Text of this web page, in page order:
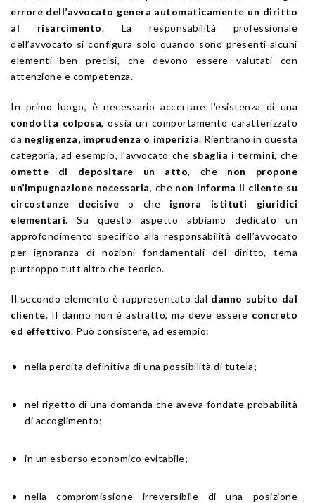
errore dell’avvocato genera automaticamente un diritto
al risarcimento. La responsabilità professionale
dell’avvocato si configura solo quando sono presenti alcuni
elementi ben precisi, che devono essere valutati con
attenzione e competenza.
In primo luogo, è necessario accertare l’esistenza di una
condotta colposa, ossia un comportamento caratterizzato
da negligenza, imprudenza o imperizia. Rientrano in questa
categoria, ad esempio, l’avvocato che sbaglia i termini, che
omette di depositare un atto, che non propone
un’impugnazione necessaria, che non informa il cliente su
circostanze decisive o che ignora istituti giuridici
elementari. Su questo aspetto abbiamo dedicato un
approfondimento specifico alla responsabilità dell’avvocato
per ignoranza di nozioni fondamentali del diritto, tema
purtroppo tutt’altro che teorico.
Il secondo elemento è rappresentato dal danno subito dal
cliente. Il danno non è astratto, ma deve essere concreto
ed effettivo. Può consistere, ad esempio:
nella perdita definitiva di una possibilità di tutela;
nel rigetto di una domanda che aveva fondate probabilità
di accoglimento;
in un esborso economico evitabile;
nella compromissione irreversibile di una posizione